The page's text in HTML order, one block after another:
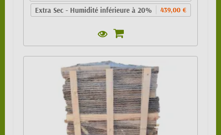
Extra Sec - Humidité inférieure à 20% 439,00 €